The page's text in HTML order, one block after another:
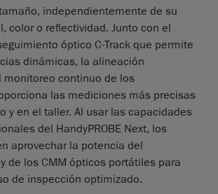
independientemente de su
color o reflectividad. Junto con el
óptico C-Track que permite
dinámicas, la alineación
monitoreo continuo de los
las mediciones más precisas
y en el taller. Al usar las capacidades
del HandyPROBE Next, los
aprovechar la potencia del
de los CMM ópticos portátiles para
de inspección optimizado.